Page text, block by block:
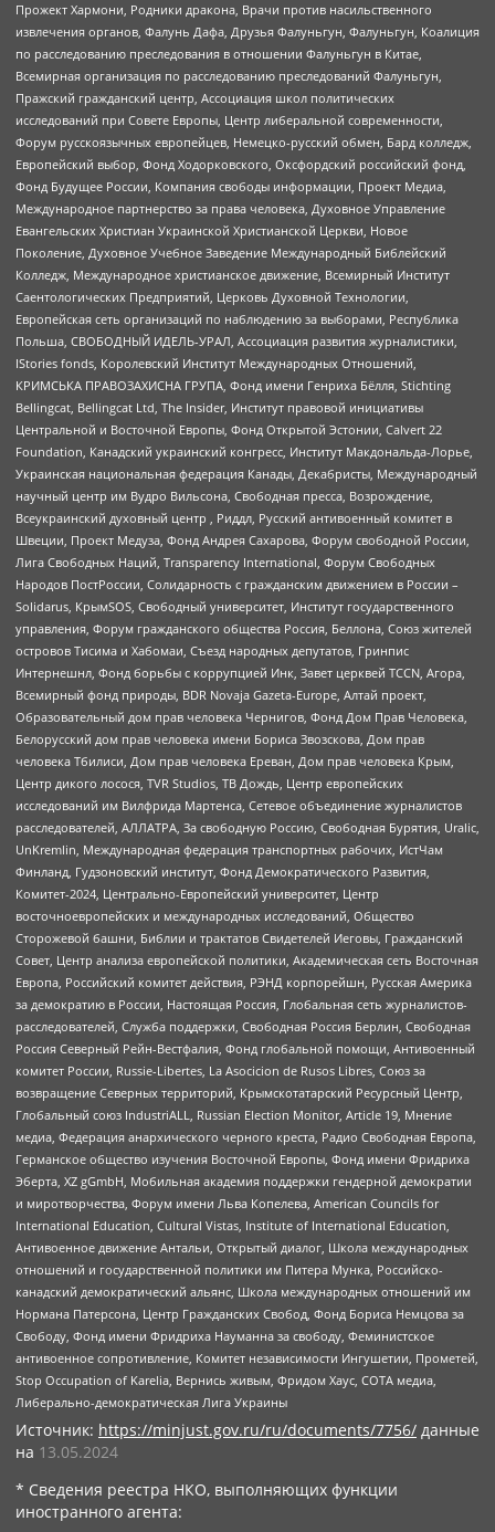
Прожект Хармони, Родники дракона, Врачи против насильственного
извлечения органов, Фалунь Дафа, Друзья Фалуньгун, Фалуньгун, Коалиция
по расследованию преследования в отношении Фалуньгун в Китае,
Всемирная организация по расследованию преследований Фалуньгун,
Пражский гражданский центр, Ассоциация школ политических
исследований при Совете Европы, Центр либеральной современности,
Форум русскоязычных европейцев, Немецко-русский обмен, Бард колледж,
Европейский выбор, Фонд Ходорковского, Оксфордский российский фонд,
Фонд Будущее России, Компания свободы информации, Проект Медиа,
Международное партнерство за права человека, Духовное Управление
Евангельских Христиан Украинской Христианской Церкви, Новое
Поколение, Духовное Учебное Заведение Международный Библейский
Колледж, Международное христианское движение, Всемирный Институт
Саентологических Предприятий, Церковь Духовной Технологии,
Европейская сеть организаций по наблюдению за выборами, Республика
Польша, СВОБОДНЫЙ ИДЕЛЬ-УРАЛ, Ассоциация развития журналистики,
IStories fonds, Королевский Институт Международных Отношений,
КРИМСЬКА ПРАВОЗАХИСНА ГРУПА, Фонд имени Генриха Бёлля, Stichting
Bellingcat, Bellingcat Ltd, The Insider, Институт правовой инициативы
Центральной и Восточной Европы, Фонд Открытой Эстонии, Calvert 22
Foundation, Канадский украинский конгресс, Институт Макдональда-Лорье,
Украинская национальная федерация Канады, Декабристы, Международный
научный центр им Вудро Вильсона, Свободная пресса, Возрождение,
Всеукраинский духовный центр , Риддл, Русский антивоенный комитет в
Швеции, Проект Медуза, Фонд Андрея Сахарова, Форум свободной России,
Лига Свободных Наций, Transparеncy International, Форум Свободных
Народов ПостРоссии, Солидарность с гражданским движением в России –
Solidarus, КрымSOS, Свободный университет, Институт государственного
управления, Форум гражданского общества Россия, Беллона, Союз жителей
островов Тисима и Хабомаи, Съезд народных депутатов, Гринпис
Интернешнл, Фонд борьбы с коррупцией Инк, Завет церквей TCCN, Агора,
Всемирный фонд природы, BDR Novaja Gazeta-Europe, Алтай проект,
Образовательный дом прав человека Чернигов, Фонд Дом Прав Человека,
Белорусский дом прав человека имени Бориса Звозскова, Дом прав
человека Тбилиси, Дом прав человека Ереван, Дом прав человека Крым,
Центр дикого лосося, TVR Studios, ТВ Дождь, Центр европейских
исследований им Вилфрида Мартенса, Сетевое объединение журналистов
расследователей, АЛЛАТРА, За свободную Россию, Свободная Бурятия, Uralic,
UnKremlin, Международная федерация транспортных рабочих, ИстЧам
Финланд, Гудзоновский институт, Фонд Демократического Развития,
Комитет-2024, Центрально-Европейский университет, Центр
восточноевропейских и международных исследований, Общество
Сторожевой башни, Библии и трактатов Свидетелей Иеговы, Гражданский
Совет, Центр анализа европейской политики, Академическая сеть Восточная
Европа, Российский комитет действия, РЭНД корпорейшн, Русская Америка
за демократию в России, Настоящая Россия, Глобальная сеть журналистов-
расследователей, Служба поддержки, Свободная Россия Берлин, Свободная
Россия Северный Рейн-Вестфалия, Фонд глобальной помощи, Антивоенный
комитет России, Russie-Libertes, La Asocicion de Rusos Libres, Союз за
возвращение Северных территорий, Крымскотатарский Ресурсный Центр,
Глобальный союз IndustriALL, Russian Election Monitor, Article 19, Мнение
медиа, Федерация анархического черного креста, Радио Свободная Европа,
Германское общество изучения Восточной Европы, Фонд имени Фридриха
Эберта, XZ gGmbH, Мобильная академия поддержки гендерной демократии
и миротворчества, Форум имени Льва Копелева, American Councils for
International Education, Cultural Vistas, Institute of International Education,
Антивоенное движение Антальи, Открытый диалог, Школа международных
отношений и государственной политики им Питера Мунка, Российско-
канадский демократический альянс, Школа международных отношений им
Нормана Патерсона, Центр Гражданских Свобод, Фонд Бориса Немцова за
Свободу, Фонд имени Фридриха Науманна за свободу, Феминистское
антивоенное сопротивление, Комитет независимости Ингушетии, Прометей,
Stop Occupation of Karelia, Вернись живым, Фридом Хаус, СОТА медиа,
Либерально-демократическая Лига Украины
Источник: https://minjust.gov.ru/ru/documents/7756/ данные
на 13.05.2024
* Сведения реестра НКО, выполняющих функции
иностранного агента: